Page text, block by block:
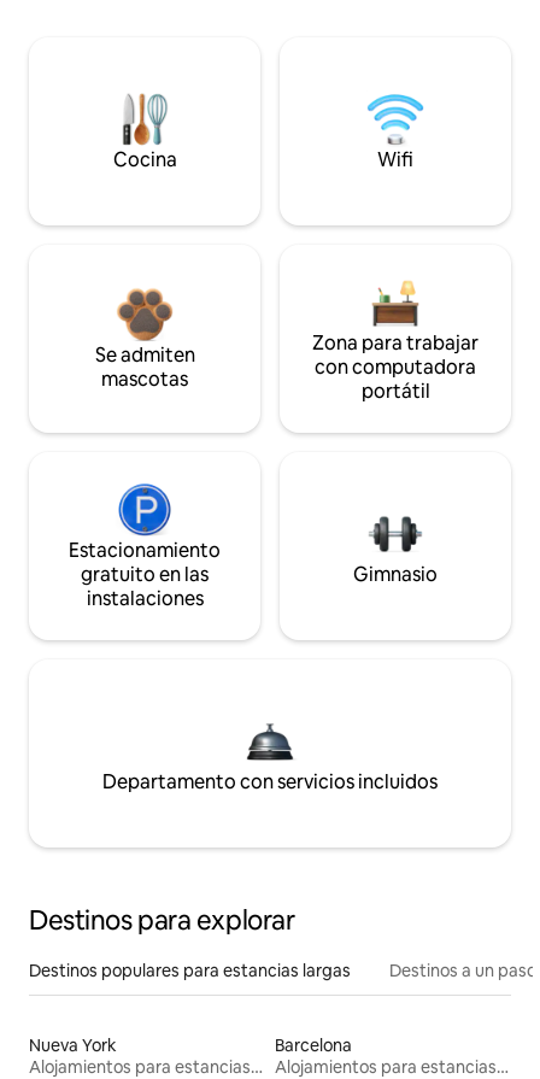
Cocina Wifi
Se admiten
mascotas
Zona para trabajar
con computadora
portátil
Estacionamiento
gratuito en las
instalaciones
Gimnasio
Departamento con servicios incluidos
Destinos para explorar
Destinos populares para estancias largas Destinos a un
Nueva York
Alojamientos para estancias largas
Barcelona
Alojamientos para estancias largas